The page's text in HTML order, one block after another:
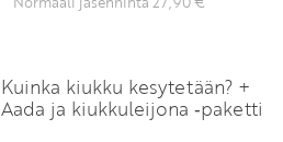
Kuinka kiukku kesytetään? +
Aada ja kiukkuleijona ‑paketti